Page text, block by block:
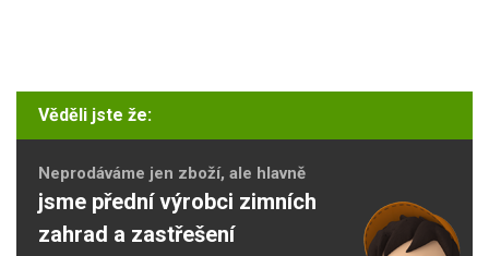
Věděli jste že:
Neprodáváme jen zboží, ale hlavně
jsme přední výrobci zimních
zahrad a zastřešení